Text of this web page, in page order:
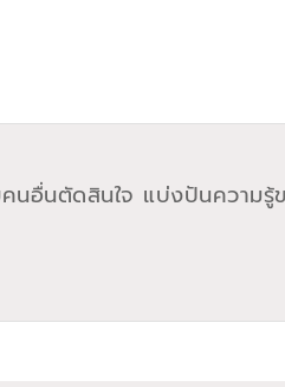
นอื่นตัดสินใจ แบ่งปันควา